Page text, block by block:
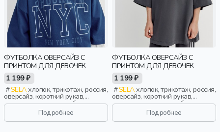
ФУТБОЛКА ОВЕРСАЙЗ С
ПРИНТОМ ДЛЯ ДЕВОЧЕК
1 199 ₽
SELAхлопок, трикотаж, россия,
оверсайз, короткий рукав,
прямые, короткие, свободные,
принт, вырез, круглый вырез,
спорт, девочки, дети
Подробнее
ФУТБОЛКА ОВЕРСАЙЗ С
ПРИНТОМ ДЛЯ ДЕВОЧЕК
1 199 ₽
SELAхлопок, трикотаж, россия,
оверсайз, короткий рукав,
прямые, короткие, свободные,
принт, вырез, круглый вырез,
спорт, девочки, дети
Подробнее